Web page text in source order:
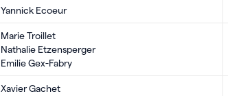
Yannick Ecoeur
Marie Troillet
Nathalie Etzensperger
Emilie Gex-Fabry
Xavier Gachet